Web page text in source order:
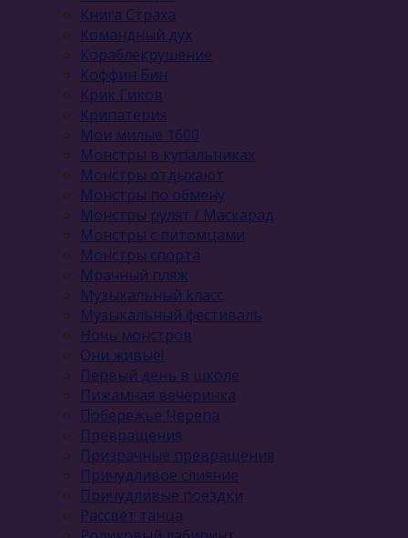
Книга Страха
Командный дух
Кораблекрушение
Коффин Бин
Крик Гиков
Крипатерия
Мои милые 1600
Монстры в купальниках
Монстры отдыхают
Монстры по обмену
Монстры рулят / Маскарад
Монстры с питомцами
Монстры спорта
Мрачный пляж
Музыкальный kласс
Музыкальный фестиваль
Ночь монстров
Они живые!
Первый день в школе
Пижамная вечеринка
Побережье Черепа
Превращения
Призрачные превращения
Причудливое слияние
Причудливые поездки
Рассвет танца